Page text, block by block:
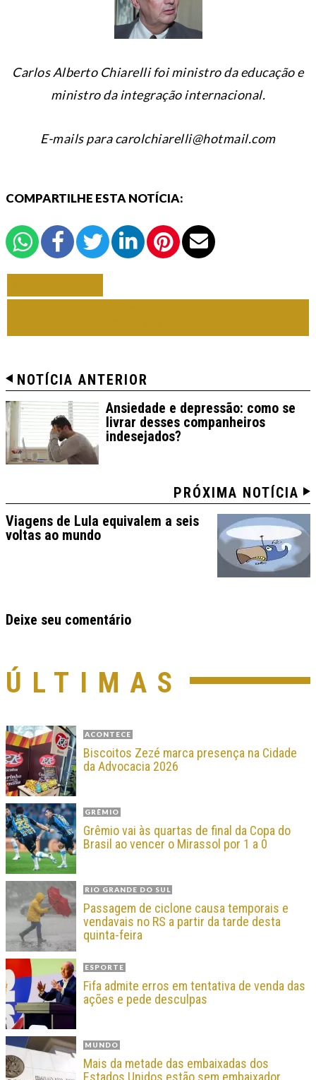
Carlos Alberto Chiarelli foi ministro da educação e
ministro da integração internacional.
E-mails para carolchiarelli@hotmail.com
COMPARTILHE ESTA NOTÍCIA:
NOTÍCIA ANTERIOR
Ansiedade e depressão: como se
livrar desses companheiros
indesejados?
PRÓXIMA NOTÍCIA
Viagens de Lula equivalem a seis
voltas ao mundo
Deixe seu comentário
ÚLTIMAS
ACONTECE
Biscoitos Zezé marca presença na Cidade
da Advocacia 2026
GRÊMIO
Grêmio vai às quartas de final da Copa do
Brasil ao vencer o Mirassol por 1 a 0
RIO GRANDE DO SUL
Passagem de ciclone causa temporais e
vendavais no RS a partir da tarde desta
quinta-feira
ESPORTE
Fifa admite erros em tentativa de venda das
ações e pede desculpas
MUNDO
Mais da metade das embaixadas dos
Estados Unidos estão sem embaixador